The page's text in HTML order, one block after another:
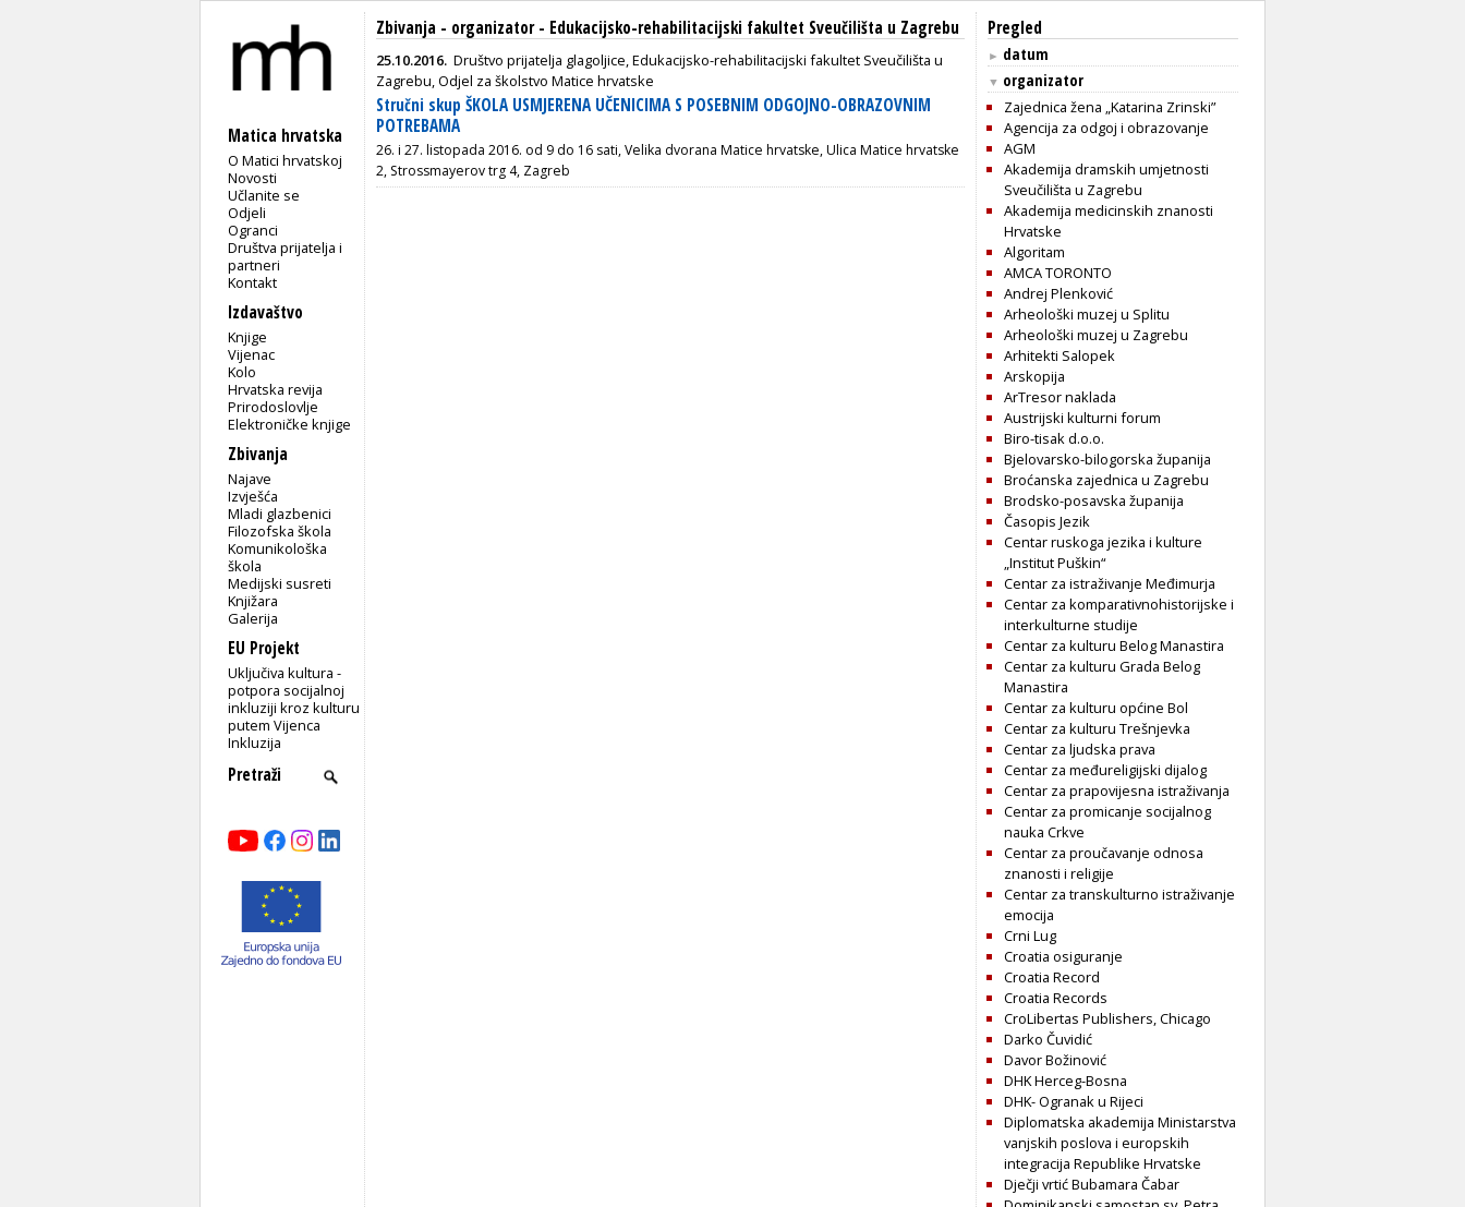
Matica hrvatska
O Matici hrvatskoj
Novosti
Učlanite se
Odjeli
Ogranci
Društva prijatelja i
partneri
Kontakt
Izdavaštvo
Knjige
Vijenac
Kolo
Hrvatska revija
Prirodoslovlje
Elektroničke knjige
Zbivanja
Najave
Izvješća
Mladi glazbenici
Filozofska škola
Komunikološka
škola
Medijski susreti
Knjižara
Galerija
EU Projekt
Uključiva kultura -
potpora socijalnoj
inkluziji kroz kulturu
putem Vijenca
Inkluzija
Zbivanja - organizator - Edukacijsko-rehabilitacijski fakultet Sveučilišta u Zagrebu
25.10.2016. Društvo prijatelja glagoljice, Edukacijsko-rehabilitacijski fakultet Sveučilišta u
Zagrebu, Odjel za školstvo Matice hrvatske
Stručni skup ŠKOLA USMJERENA UČENICIMA S POSEBNIM ODGOJNO-OBRAZOVNIM
POTREBAMA
26. i 27. listopada 2016. od 9 do 16 sati, Velika dvorana Matice hrvatske, Ulica Matice hrvatske
2, Strossmayerov trg 4, Zagreb
Pregled
► datum
▼ organizator
Zajednica žena „Katarina Zrinski”
Agencija za odgoj i obrazovanje
AGM
Akademija dramskih umjetnosti
Sveučilišta u Zagrebu
Akademija medicinskih znanosti
Hrvatske
Algoritam
AMCA TORONTO
Andrej Plenković
Arheološki muzej u Splitu
Arheološki muzej u Zagrebu
Arhitekti Salopek
Arskopija
ArTresor naklada
Austrijski kulturni forum
Biro-tisak d.o.o.
Bjelovarsko-bilogorska županija
Broćanska zajednica u Zagrebu
Brodsko-posavska županija
Časopis Jezik
Centar ruskoga jezika i kulture
„Institut Puškin“
Centar za istraživanje Međimurja
Centar za komparativnohistorijske i
interkulturne studije
Centar za kulturu Belog Manastira
Centar za kulturu Grada Belog
Manastira
Centar za kulturu općine Bol
Centar za kulturu Trešnjevka
Centar za ljudska prava
Centar za međureligijski dijalog
Centar za prapovijesna istraživanja
Centar za promicanje socijalnog
nauka Crkve
Centar za proučavanje odnosa
znanosti i religije
Centar za transkulturno istraživanje
emocija
Crni Lug
Croatia osiguranje
Croatia Record
Croatia Records
CroLibertas Publishers, Chicago
Darko Čuvidić
Davor Božinović
DHK Herceg-Bosna
DHK- Ogranak u Rijeci
Diplomatska akademija Ministarstva
vanjskih poslova i europskih
integracija Republike Hrvatske
Dječji vrtić Bubamara Čabar